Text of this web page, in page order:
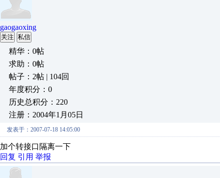
gaogaoxing
关注 私信
精华：0帖
求助：0帖
帖子：2帖 | 104回
年度积分：0
历史总积分：220
注册：2004年1月05日
发表于：2007-07-18 14:05:00
加个转接口隔离一下
回复 引用 举报